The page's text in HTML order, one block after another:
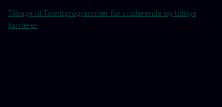
Tilbage til Talentprogrammer for studerende og tidlige
karrierer